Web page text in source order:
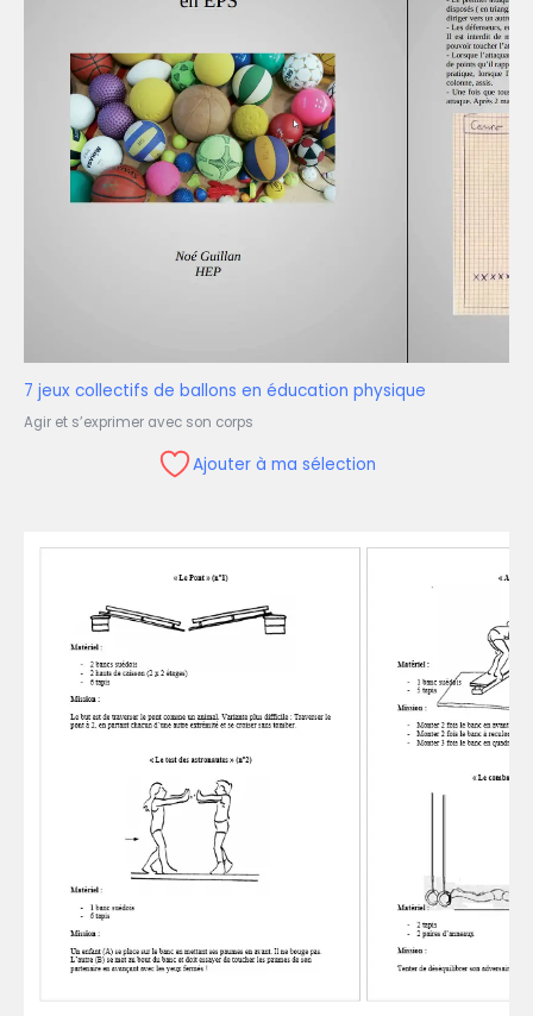
7 jeux collectifs de ballons en éducation physique
Agir et s’exprimer avec son corps
Ajouter à ma sélection